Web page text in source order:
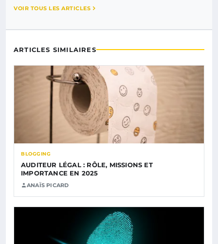
VOIR TOUS LES ARTICLES
ARTICLES SIMILAIRES
BLOGGING
AUDITEUR LÉGAL : RÔLE, MISSIONS ET
IMPORTANCE EN 2025
ANAÏS PICARD